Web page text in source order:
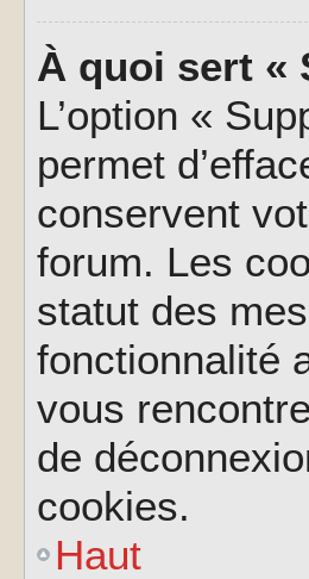
À quoi sert «
L’option «
permet
conservent
forum. Les
statut des
fonctionnalité
vous
de
cookies.
Haut